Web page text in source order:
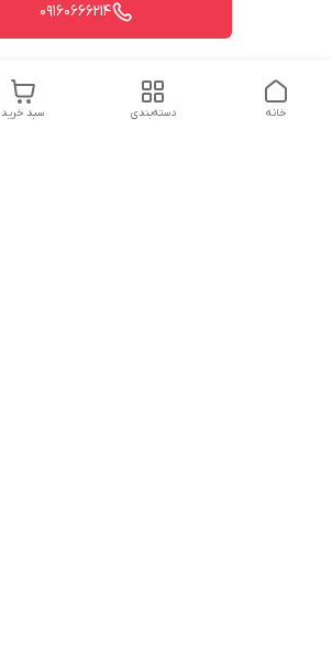
09160666214
سبد خرید دسته‌بندی خانه